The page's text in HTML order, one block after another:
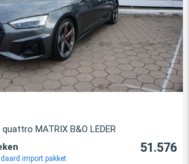
MATRIX B&O LEDER
import pakket
51.576